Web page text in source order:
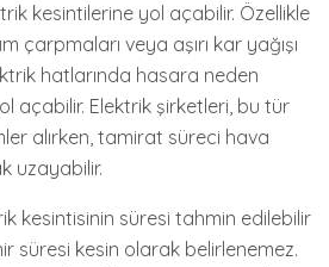
kesintilerine yol açabilir. Özellikle
çarpmaları veya aşırı kar yağışı
hatlarında hasara neden
açabilir. Elektrik şirketleri, bu tür
alırken, tamirat süreci hava
uzayabilir.
kesintisinin süresi tahmin edilebilir
süresi kesin olarak belirlenemez.